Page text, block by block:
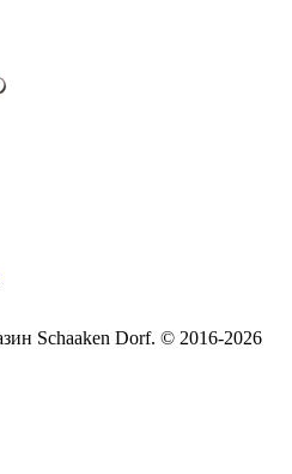
Schaaken Dorf. © 2016-2026